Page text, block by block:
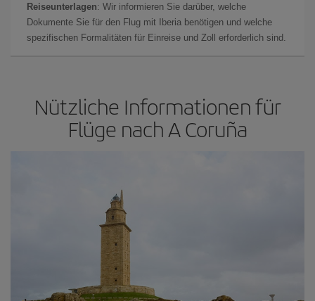
Reiseunterlagen: Wir informieren Sie darüber, welche
Dokumente Sie für den Flug mit Iberia benötigen und welche
spezifischen Formalitäten für Einreise und Zoll erforderlich sind.
Nützliche Informationen für
Flüge nach A Coruña